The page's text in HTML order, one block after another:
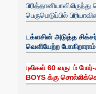
பெருமெடுப்பில்
டக்ளசின் அடுத்த
வெளியேற்ற
புலிகள் 60 வருடம்
BOYS க்கு